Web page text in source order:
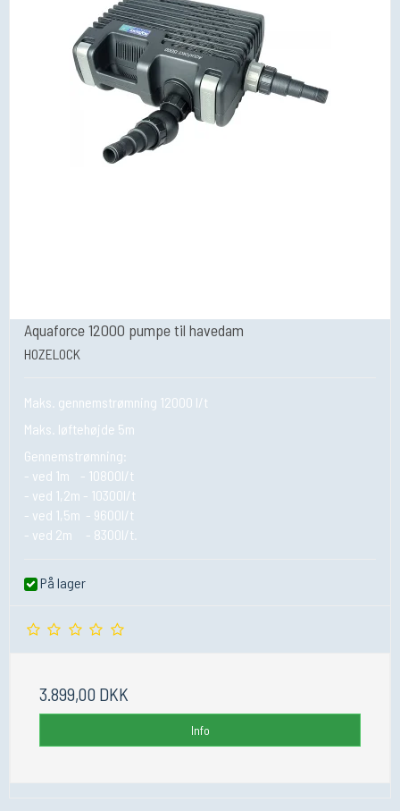
Aquaforce 12000 pumpe til havedam
HOZELOCK
Maks. gennemstrømning 12000 l/t
Maks. løftehøjde 5m
Gennemstrømning:
- ved 1m - 10800l/t
- ved 1,2m - 10300l/t
- ved 1,5m - 9600l/t
- ved 2m - 8300l/t.
På lager
3.899,00 DKK
Info